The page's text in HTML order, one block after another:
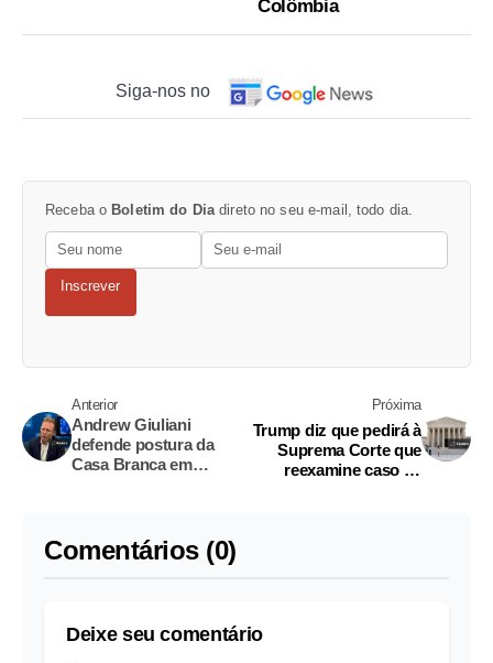
Colômbia
Siga-nos no
Receba o Boletim do Diadireto no seu e-mail, todo dia.
Inscrever
Anterior
Andrew Giuliani
defende postura da
Casa Branca em
Próxima
Trump diz que pedirá à
Suprema Corte que
reexamine caso da
Comentários (0)
Deixe seu comentário